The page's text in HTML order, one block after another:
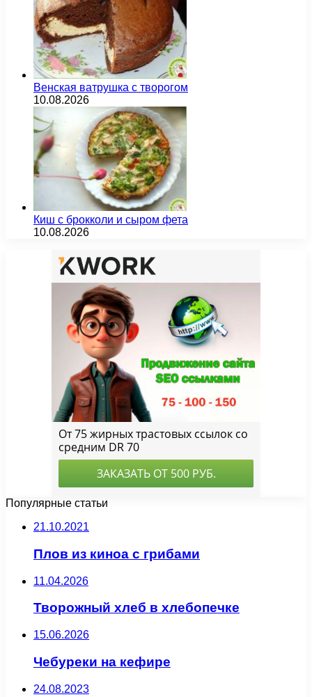
Венская ватрушка с творогом
10.08.2026
Киш с брокколи и сыром фета
10.08.2026
Популярные статьи
21.10.2021
Плов из киноа с грибами
11.04.2026
Творожный хлеб в хлебопечке
15.06.2026
Чебуреки на кефире
24.08.2023